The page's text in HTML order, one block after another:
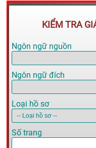
KIỂM TRA
Ngôn ngữ nguồn
Ngôn ngữ đích
Loại hồ sơ
Số trang